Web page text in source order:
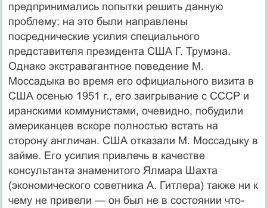
предпринимались попытки решить данную
проблему; на это были направлены
посреднические усилия специального
представителя президента США Г. Трумэна.
Одна­ко экстравагантное поведение М.
Моссадыка во время его официаль­ного визита в
США осенью 1951 г., его заигрывание с СССР и
ирански­ми коммунистами, очевидно, побудили
американцев вскоре полностью встать на
сторону англичан. США отказали М. Моссадыку в
займе. Его усилия привлечь в качестве
консультанта знаменитого Ялмара Шахта
(экономического советника А. Гитлера) также ни к
чему не привели — он был не в состоянии что-